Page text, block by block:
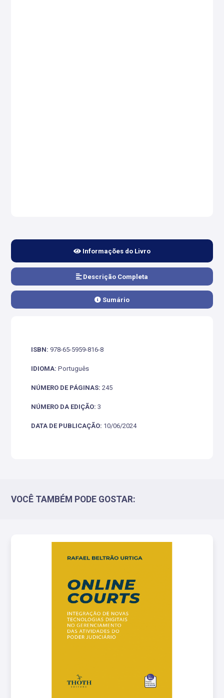
Informações do Livro
Descrição Completa
Sumário
ISBN: 978-65-5959-816-8
IDIOMA: Português
NÚMERO DE PÁGINAS: 245
NÚMERO DA EDIÇÃO: 3
DATA DE PUBLICAÇÃO: 10/06/2024
VOCÊ TAMBÉM PODE GOSTAR: